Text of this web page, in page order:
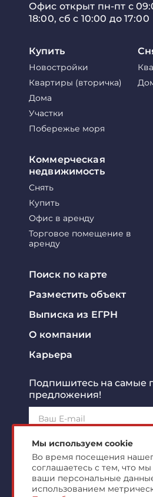
Офис открыт пн-пт с
18:00, сб с 10:00 до 17:00
Купить
Новостройки
Квартиры (вторичка)
Дома
Участки
Побережье моря
Коммерческая
недвижимость
Снять
Купить
Офис в аренду
Торговое помещение в
аренду
Поиск по карте
Разместить объект
Выписка из ЕГРН
О компании
Карьера
Подпишитесь на самые
предложения!
Я ознакомлен сполитикой
согласен наобработку
Мы используем cookie
Во время посещения
соглашаетесь с тем, что
ваши персональные
использованием